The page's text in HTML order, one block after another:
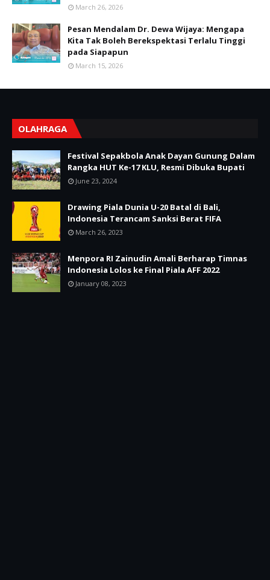
March 26, 2026
Pesan Mendalam Dr. Dewa Wijaya: Mengapa
Kita Tak Boleh Berekspektasi Terlalu Tinggi
pada Siapapun
March 15, 2026
OLAHRAGA
Festival Sepakbola Anak Dayan Gunung Dalam
Rangka HUT Ke-17 KLU, Resmi Dibuka Bupati
June 23, 2024
Drawing Piala Dunia U-20 Batal di Bali,
Indonesia Terancam Sanksi Berat FIFA
March 26, 2023
Menpora RI Zainudin Amali Berharap Timnas
Indonesia Lolos ke Final Piala AFF 2022
January 08, 2023